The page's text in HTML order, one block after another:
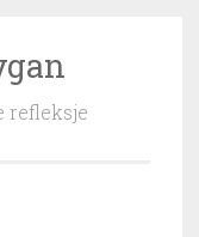
refleksje